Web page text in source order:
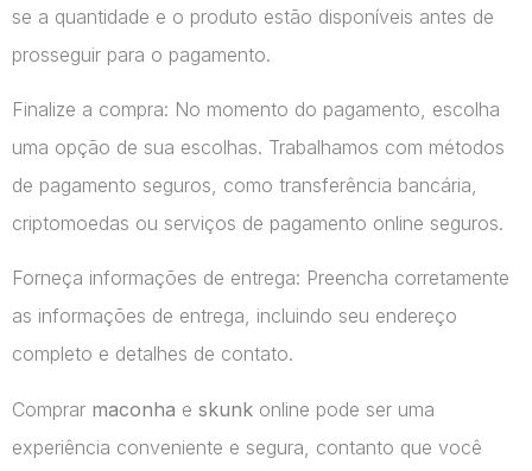
se a quantidade e o produto estão disponíveis antes de
prosseguir para o pagamento.
Finalize a compra: No momento do pagamento, escolha
uma opção de sua escolhas. Trabalhamos com métodos
de pagamento seguros, como transferência bancária,
criptomoedas ou serviços de pagamento online seguros.
Forneça informações de entrega: Preencha corretamente
as informações de entrega, incluindo seu endereço
completo e detalhes de contato.
Comprar maconha e skunk online pode ser uma
experiência conveniente e segura, contanto que você